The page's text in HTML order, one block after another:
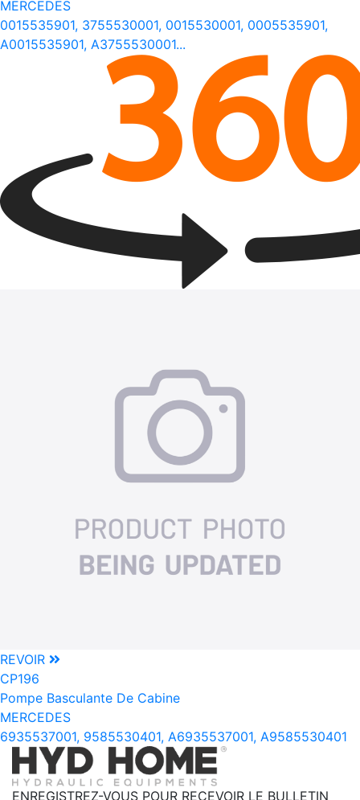
MERCEDES
0015535901, 3755530001, 0015530001, 0005535901,
A0015535901, A3755530001...
REVOIR
CP196
Pompe Basculante De Cabine
MERCEDES
6935537001, 9585530401, A6935537001, A9585530401
ENREGISTREZ-VOUS POUR RECEVOIR LE BULLETIN